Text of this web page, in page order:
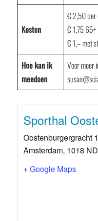
Kosten
€ 2,50 per
€ 1,75 65+
€ 1,– met
Hoe kan ik
meedoen
Voor meer
Sporthal
Oostenburgergracht
Amsterdam, 1018 ND
+ Google Maps